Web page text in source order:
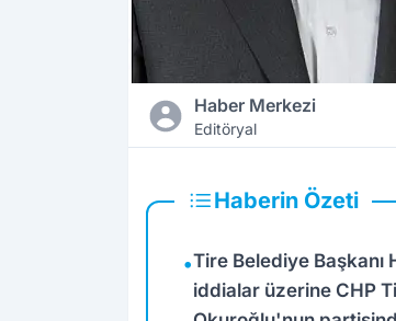
Haber Merkezi
Editöryal
Haberin Özeti
•Tire Belediye
iddialar üzerine CHP